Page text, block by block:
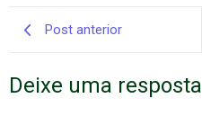
Post anterior
Deixe uma resposta